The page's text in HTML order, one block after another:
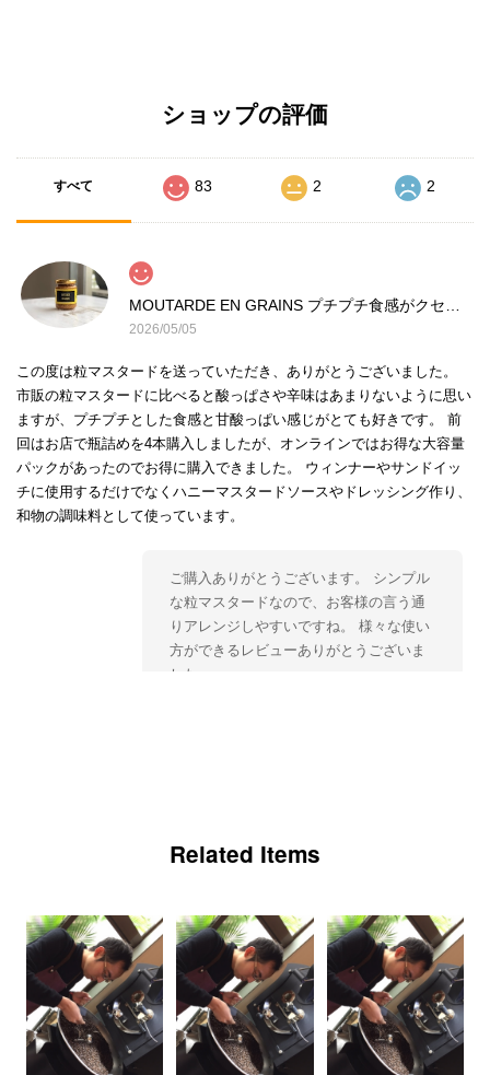
ショップの評価
すべて 83 2 2
MOUTARDE EN GRAINS プチプチ食感がクセになる 粒マスタード
2026/05/05
この度は粒マスタードを送っていただき、ありがとうございました。
市販の粒マスタードに比べると酸っぱさや辛味はあまりないように思い
ますが、プチプチとした食感と甘酸っぱい感じがとても好きです。 前
回はお店で瓶詰めを4本購入しましたが、オンラインではお得な大容量
パックがあったのでお得に購入できました。 ウィンナーやサンドイッ
チに使用するだけでなくハニーマスタードソースやドレッシング作り、
和物の調味料として使っています。
ご購入ありがとうございます。 シンプル
な粒マスタードなので、お客様の言う通
りアレンジしやすいですね。 様々な使い
方ができるレビューありがとうございま
した。
した。 プチプチ感とビネガー感がたまりません。 他の友達にも薦めた
く購入させて頂きました。 丁寧に発送してくださりありがとうござい
ました。 また食べれるの楽しみです。
この度は粒マスタードのご購入ありがと
うございます。 高評価くださり、嬉しい
Related Items